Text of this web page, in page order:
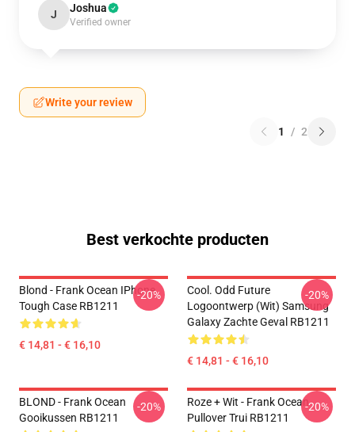
J Joshua
Verified owner
Write your review
1 / 2
Best verkochte producten
Blond - Frank Ocean IPhone
Tough Case RB1211
€ 14,81 - € 16,10
-20%
Cool. Odd Future
Logoontwerp (wit) Samsung
Galaxy Zachte Geval RB1211
€ 14,81 - € 16,10
-20%
BLOND - Frank Ocean
Gooikussen RB1211
-20%
Roze + Wit - Frank Ocean
Pullover Trui RB1211
-20%